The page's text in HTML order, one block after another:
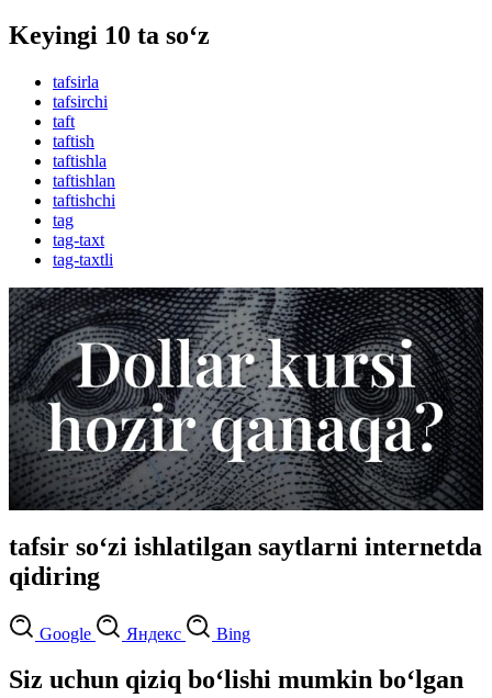
Keyingi 10 ta so‘z
tafsirla
tafsirchi
taft
taftish
taftishla
taftishlan
taftishchi
tag
tag-taxt
tag-taxtli
tafsir so‘zi ishlatilgan saytlarni internetda
qidiring
Google Яндекс Bing
Siz uchun qiziq bo‘lishi mumkin bo‘lgan